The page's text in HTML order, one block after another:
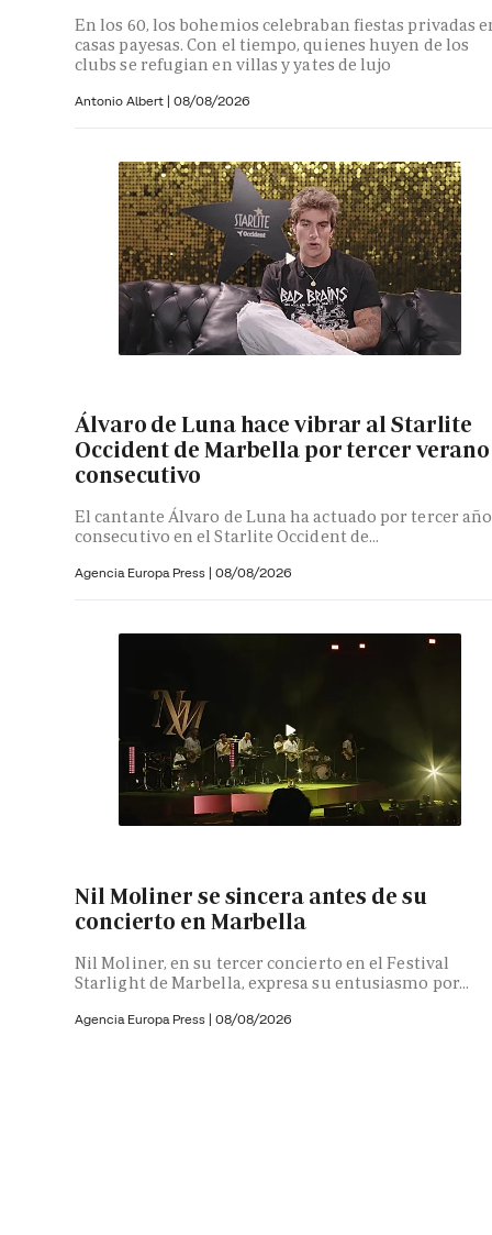
En los 60, los bohemios celebraban fiestas privadas
casas payesas. Con el tiempo, quienes huyen de los
clubs se refugian en villas y yates de lujo
Antonio Albert | 08/08/2026
Álvaro de Luna hace vibrar al Starlite
Occident de Marbella por tercer verano
consecutivo
El cantante Álvaro de Luna ha actuado por tercer año
consecutivo en el Starlite Occident de...
Agencia Europa Press | 08/08/2026
Nil Moliner se sincera antes de su
concierto en Marbella
Nil Moliner, en su tercer concierto en el Festival
Starlight de Marbella, expresa su entusiasmo por...
Agencia Europa Press | 08/08/2026